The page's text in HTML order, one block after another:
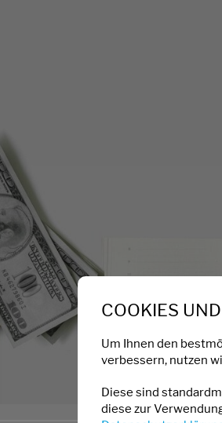
COOKIES
Um Ihnen den
verbessern, nutzen
Diese sind
diese zur